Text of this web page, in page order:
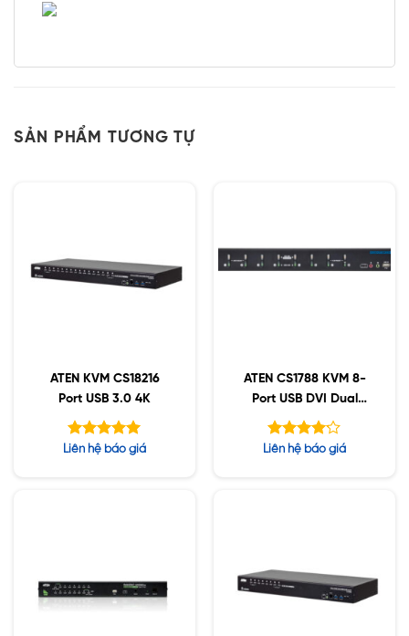
SẢN PHẨM TƯƠNG TỰ
ATEN KVM CS18216
Port USB 3.0 4K
Được xếp
Liên hệ báo giá
ATEN CS1788 KVM 8-
Port USB DVI Dual
Link/Audio
Được
Liên hệ báo giá